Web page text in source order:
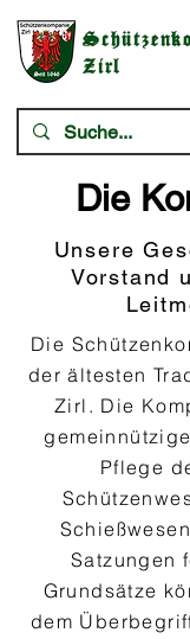
Zirl
Die
Unsere
Vorstand
Die
der ältesten
Zirl. Die
Pflege
Satzungen
Grundsätze
dem